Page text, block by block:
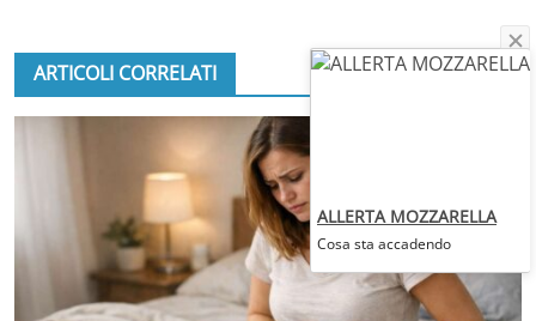
ARTICOLI CORRELATI
ALLERTA MOZZARELLA
Cosa sta accadendo